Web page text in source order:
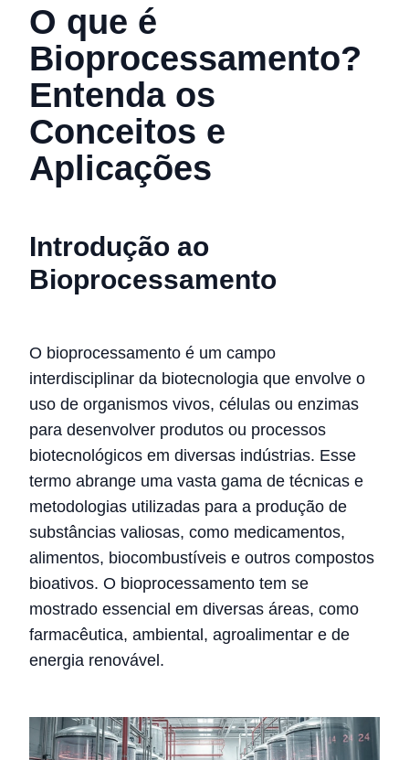
O que é
Bioprocessamento?
Entenda os
Conceitos e
Aplicações
Introdução ao
Bioprocessamento
O bioprocessamento é um campo
interdisciplinar da biotecnologia que envolve o
uso de organismos vivos, células ou enzimas
para desenvolver produtos ou processos
biotecnológicos em diversas indústrias. Esse
termo abrange uma vasta gama de técnicas e
metodologias utilizadas para a produção de
substâncias valiosas, como medicamentos,
alimentos, biocombustíveis e outros compostos
bioativos. O bioprocessamento tem se
mostrado essencial em diversas áreas, como
farmacêutica, ambiental, agroalimentar e de
energia renovável.